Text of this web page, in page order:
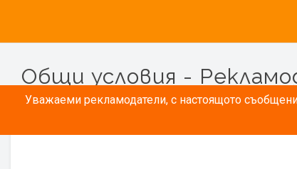
Уважаеми рекламодатели, с настоящото
Общи условия -